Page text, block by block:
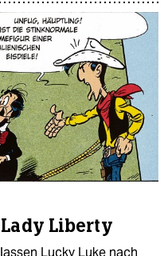
Liberty
Lucky Luke nach